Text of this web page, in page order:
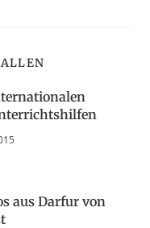
aus Darfur von